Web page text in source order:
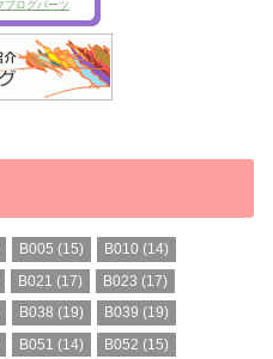
B005 (15) B010 (14)
B021 (17) B023 (17)
B038 (19) B039 (19)
B051 (14) B052 (15)